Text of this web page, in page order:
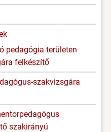
pedagógia területen
felkészítő
szakvizsgára
szakirányú